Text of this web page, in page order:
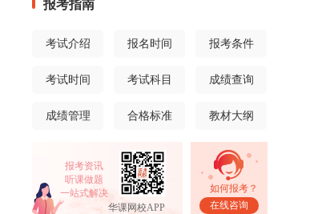
报考指南
考试介绍 报名时间 报考条件
考试时间 考试科目 成绩查询
成绩管理 合格标准 教材大纲
报考资讯
听课做题
一站式解决
华课网校APP
如何报考？
在线咨询